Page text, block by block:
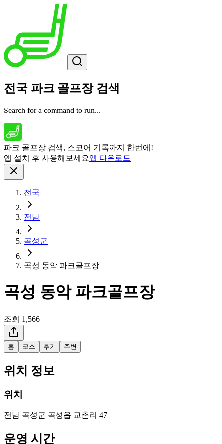
전국 파크 골프장 검색
Search for a command to run...
파크 골프장 검색, 스코어 기록까지 한번에!
앱 설치 후 사용해보세요앱 다운로드
전국
전남
곡성군
곡성 동악 파크골프장
곡성 동악 파크골프장
조회 1,566
홈 코스 후기 주변
위치 정보
위치
전남 곡성군 곡성읍 교촌리 47
운영 시간